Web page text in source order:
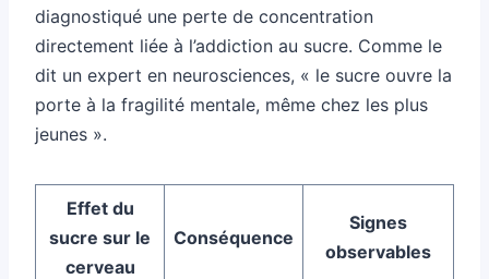
diagnostiqué une perte de concentration
directement liée à l’addiction au sucre. Comme le
dit un expert en neurosciences, « le sucre ouvre la
porte à la fragilité mentale, même chez les plus
jeunes ».
Effet du
sucre sur le
cerveau
Conséquence
Signes
observables